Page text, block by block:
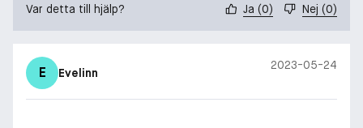
Var detta till hjälp? Ja (0) Nej (0)
E Evelinn
2023-05-24